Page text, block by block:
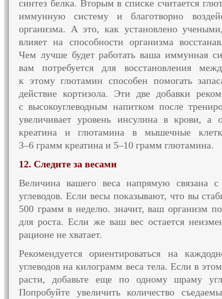
синтез белка. Вторымв списке считается
иммунную системуи благотворно
организма.
А это, как установлено
влияетна способности организма
Чем лучше будет работать ваша иммунная
вам потребуется для восстановления
к этомуглютамин способен помогать
действие кортизола. Эти две добавки
с высокоуглеводным напитком после
увеличивает уровень инсулина в крови, а
креатина и глютамина в мышечные
3–6 грамм креатина и 5–10 грамм глютамина.
12. Следите за весами
Величина вашего веса напрямую связанас
углеводов. Если весыпоказывают, что вы
500 грамм в неделю. значит, ваш организм
для роста.Если же ваш вес остается
рационе не хватает.
Рекомендуется ориентироваться на
углеводовна килограмм веса тела. Если в этом
расти, добавьте еще по одному шраму
Попробуйте увеличить количество